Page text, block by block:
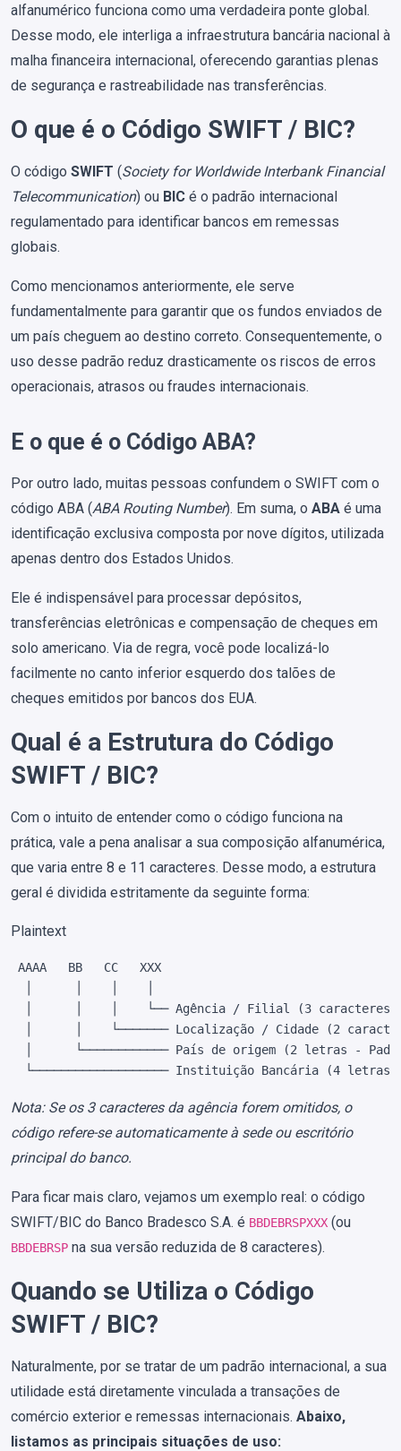
alfanumérico funciona como uma verdadeira ponte global.
Desse modo, ele interliga a infraestrutura bancária nacional à
malha financeira internacional, oferecendo garantias plenas
de segurança e rastreabilidade nas transferências.
O que é o Código SWIFT / BIC?
O código SWIFT (Society for Worldwide Interbank Financial
Telecommunication) ou BIC é o padrão internacional
regulamentado para identificar bancos em remessas
globais.
Como mencionamos anteriormente, ele serve
fundamentalmente para garantir que os fundos enviados de
um país cheguem ao destino correto. Consequentemente, o
uso desse padrão reduz drasticamente os riscos de erros
operacionais, atrasos ou fraudes internacionais.
E o que é o Código ABA?
Por outro lado, muitas pessoas confundem o SWIFT com o
código ABA (ABA Routing Number). Em suma, o ABA é uma
identificação exclusiva composta por nove dígitos, utilizada
apenas dentro dos Estados Unidos.
Ele é indispensável para processar depósitos,
transferências eletrônicas e compensação de cheques em
solo americano. Via de regra, você pode localizá-lo
facilmente no canto inferior esquerdo dos talões de
cheques emitidos por bancos dos EUA.
Qual é a Estrutura do Código
SWIFT / BIC?
Com o intuito de entender como o código funciona na
prática, vale a pena analisar a sua composição alfanumérica,
que varia entre 8 e 11 caracteres. Desse modo, a estrutura
geral é dividida estritamente da seguinte forma:
Plaintext
AAAA   BB   CC   XXX
│      │    │    └── Agência / Filial (3 caracteres
│      │    └─────── Localização / Cidade (2
│      └──────────── País de origem (2 letras -
Nota: Se os 3 caracteres da agência forem omitidos, o
código refere-se automaticamente à sede ou escritório
principal do banco.
Para ficar mais claro, vejamos um exemplo real: o código
SWIFT/BIC do Banco Bradesco S.A. é BBDEBRSPXXX (ou
BBDEBRSP na sua versão reduzida de 8 caracteres).
Quando se Utiliza o Código
SWIFT / BIC?
Naturalmente, por se tratar de um padrão internacional, a sua
utilidade está diretamente vinculada a transações de
comércio exterior e remessas internacionais. Abaixo,
listamos as principais situações de uso: